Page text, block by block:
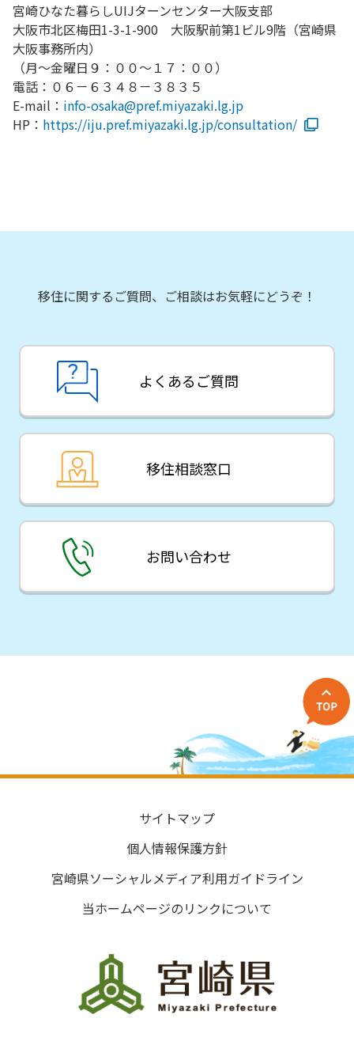
宮崎ひなた暮らしUIJターンセンター大阪支部
大阪市北区梅田1-3-1-900 大阪駅前第1ビル9階（宮崎県
大阪事務所内）
（月～金曜日９：００～１７：００）
電話：０６－６３４８－３８３５
E-mail： info-osaka@pref.miyazaki.lg.jp
HP： https://iju.pref.miyazaki.lg.jp/consultation/
移住に関するご質問、ご相談はお気軽にどうぞ！
よくあるご質問
移住相談窓口
お問い合わせ
サイトマップ
個人情報保護方針
宮崎県ソーシャルメディア利用ガイドライン
当ホームページのリンクについて